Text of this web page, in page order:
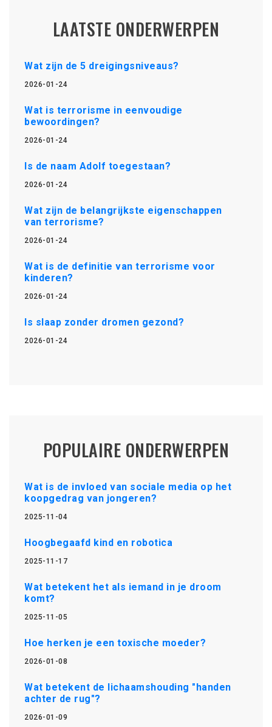
LAATSTE ONDERWERPEN
Wat zijn de 5 dreigingsniveaus?
2026-01-24
Wat is terrorisme in eenvoudige
bewoordingen?
2026-01-24
Is de naam Adolf toegestaan?
2026-01-24
Wat zijn de belangrijkste eigenschappen
van terrorisme?
2026-01-24
Wat is de definitie van terrorisme voor
kinderen?
2026-01-24
Is slaap zonder dromen gezond?
2026-01-24
POPULAIRE ONDERWERPEN
Wat is de invloed van sociale media op het
koopgedrag van jongeren?
2025-11-04
Hoogbegaafd kind en robotica
2025-11-17
Wat betekent het als iemand in je droom
komt?
2025-11-05
Hoe herken je een toxische moeder?
2026-01-08
Wat betekent de lichaamshouding "handen
achter de rug"?
2026-01-09